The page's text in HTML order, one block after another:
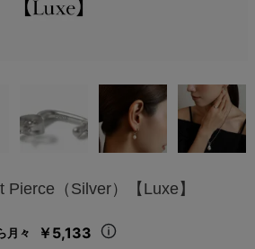
Pierce（Silver）【Luxe】
月々 ￥5,133